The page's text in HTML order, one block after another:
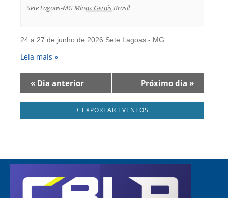
n
s
Sete Lagoas-MGMinas Gerais Brasil
24 a 27 de junho de 2026 Sete Lagoas - MG
Leia mais »
Navegação
por
dia
« Dia anterior Próximo dia »
+ EXPORTAR EVENTOS